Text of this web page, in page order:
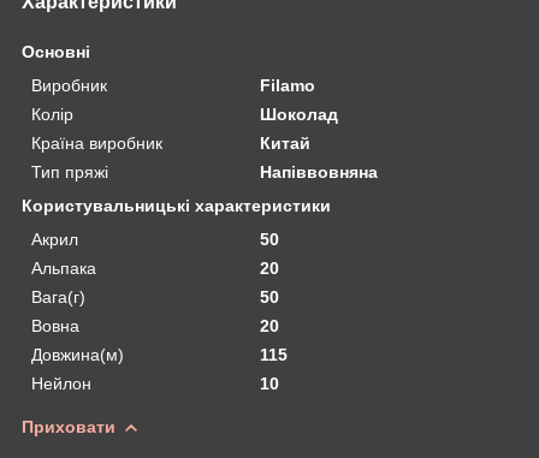
Основні
Виробник
Filamo
Колір
Шоколад
Країна виробник
Китай
Тип пряжі
Напіввовняна
Користувальницькі характеристики
Акрил
50
Альпака
20
Вага(г)
50
Вовна
20
Довжина(м)
115
Нейлон
10
Приховати